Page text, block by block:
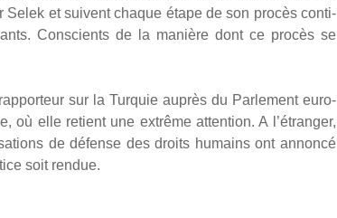
Selek et suivent chaque étape de son pro­cès conti­
Conscients de la manière dont ce pro­cès se
sur la Tur­quie auprès du Par­le­ment euro­
où elle retient une extrême atten­tion. A l’é­tran­ger,
de défense des droits humains ont annon­cé
soit ren­due.